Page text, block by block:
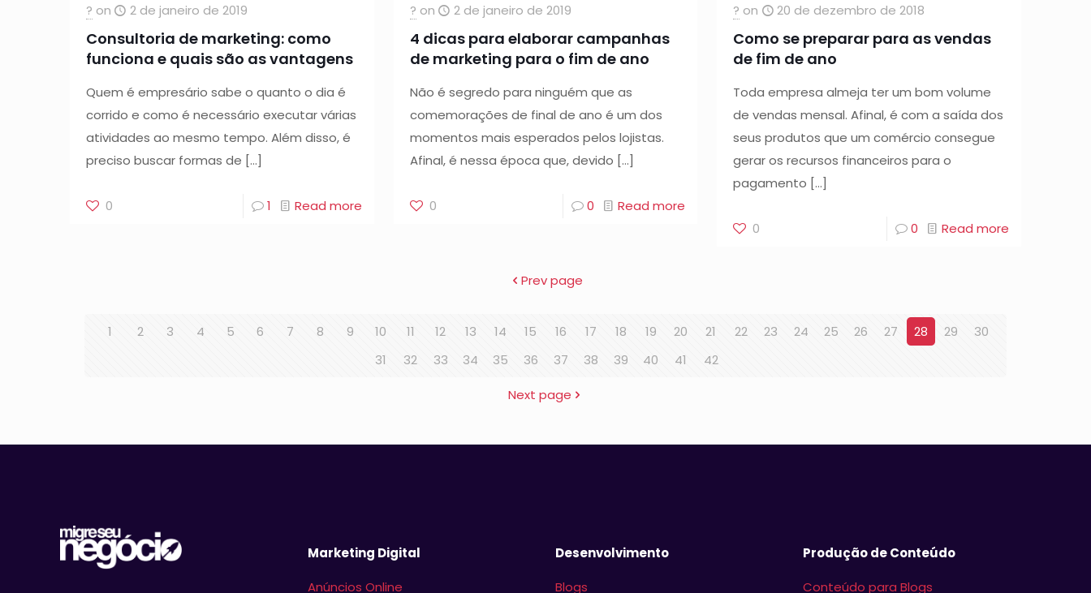
? on 2 de janeiro de 2019
Consultoria de marketing: como
funciona e quais são as vantagens
Quem é empresário sabe o quanto o dia é
corrido e como é necessário executar várias
atividades ao mesmo tempo. Além disso, é
preciso buscar formas de […]
0 1 Read more
? on 2 de janeiro de 2019
4 dicas para elaborar campanhas
de marketing para o fim de ano
Não é segredo para ninguém que as
comemorações de final de ano é um dos
momentos mais esperados pelos lojistas.
Afinal, é nessa época que, devido […]
0 0 Read more
? on 20 de dezembro de 2018
Como se preparar para as vendas
de fim de ano
Toda empresa almeja ter um bom volume
de vendas mensal. Afinal, é com a saída dos
seus produtos que um comércio consegue
gerar os recursos financeiros para o
pagamento […]
0 0 Read more
Prev page
1 2 3 4 5 6 7 8 9 10 11 12 13 14 15 16 17 18 19 20 21 22 23 24 25 26 27 28 29
30
31
32 33 34 35 36 37 38 39 40 41 42
Next page
Marketing Digital
Anúncios Online
Desenvolvimento
Blogs
Produção de Conteúdo
Conteúdo para Blogs